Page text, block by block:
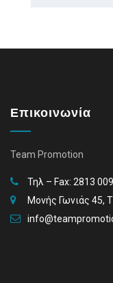
Επικοινωνία
Team Promotion
Τηλ – Fax: 2813
Μονής Γωνιάς 45,